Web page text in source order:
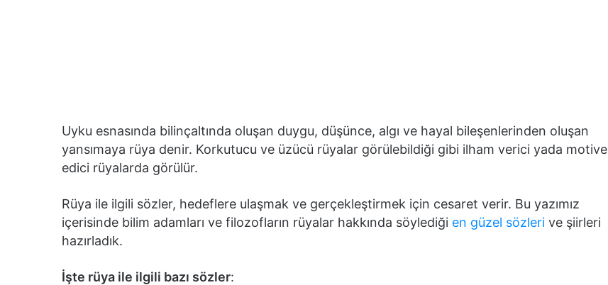
Uyku esnasında bilinçaltında oluşan duygu, düşünce, algı ve hayal bileşenlerinden oluşan
yansımaya rüya denir. Korkutucu ve üzücü rüyalar görülebildiği gibi ilham verici yada motive
edici rüyalarda görülür.
Rüya ile ilgili sözler, hedeflere ulaşmak ve gerçekleştirmek için cesaret verir. Bu yazımız
içerisinde bilim adamları ve filozofların rüyalar hakkında söylediği en güzel sözleri ve şiirleri
hazırladık.
İşte rüya ile ilgili bazı sözler: